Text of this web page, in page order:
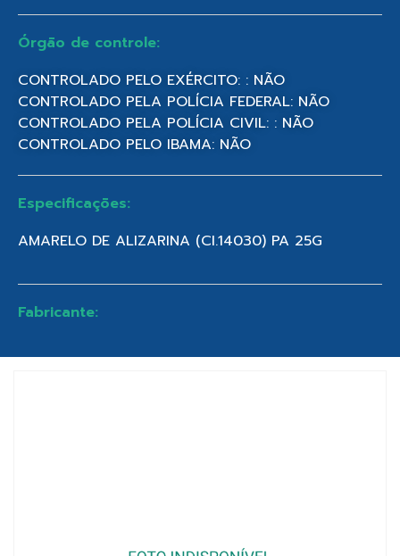
Órgão de controle:
CONTROLADO PELO EXÉRCITO: : NÃO
CONTROLADO PELA POLÍCIA FEDERAL: NÃO
CONTROLADO PELA POLÍCIA CIVIL: : NÃO
CONTROLADO PELO IBAMA: NÃO
Especificações:
AMARELO DE ALIZARINA (CI.14030) PA 25G
Fabricante: